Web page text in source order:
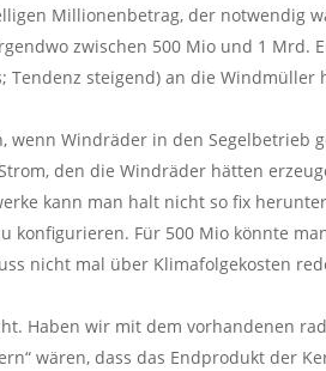
Millionenbetrag, der notwendig
zwischen 500 Mio und 1 Mrd.
Tendenz steigend) an die Windmüller
wenn Windräder in den Segelbetrieb
den die Windräder hätten
kann man halt nicht so fix
konfigurieren. Für 500 Mio könnte
nicht mal über Klimafolgekosten
Haben wir mit dem vorhandenen
wären, dass das Endprodukt der